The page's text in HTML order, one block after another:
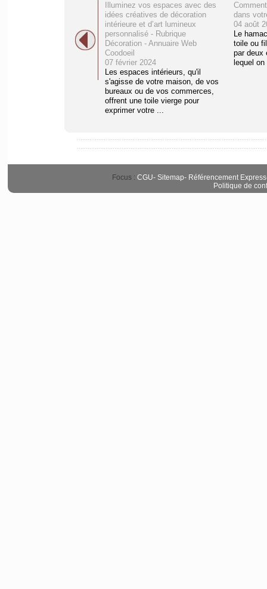
Illuminez vos espaces avec des
idées créatives de décoration
intérieure et d’art lumineux
personnalisé - Rubrique
Décoration - Annuaire Web
Coodoeil
07 février 2024
Les espaces intérieurs, qu'il
s'agisse de votre maison, de vos
bureaux ou de vos commerces,
offrent une toile vierge pour
exprimer votre ...
dans
04 août
Le
toile ou
par deux
lequel
Focus : CGU- Sitemap- Référencement Express
Politique de